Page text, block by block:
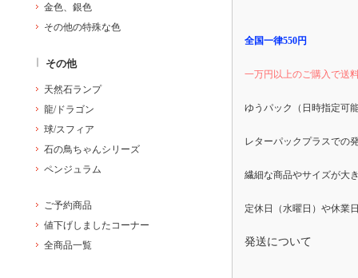
全国一律550円
一万円以上のご購入で送
ゆうパック（日時指定可
レターパックプラスでの
繊細な商品やサイズが大
発送について
金色、銀色
その他の特殊な色
その他
天然石ランプ
龍/ドラゴン
球/スフィア
石の鳥ちゃんシリーズ
ペンジュラム
ご予約商品
値下げしましたコーナー
全商品一覧